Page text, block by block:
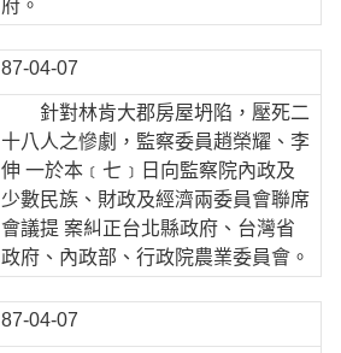
府。
87-04-07
針對林肯大郡房屋坍陷，壓死二
十八人之慘劇，監察委員趙榮耀、李
伸 一於本﹝七﹞日向監察院內政及
少數民族、財政及經濟兩委員會聯席
會議提 案糾正台北縣政府、台灣省
政府、內政部、行政院農業委員會。
87-04-07